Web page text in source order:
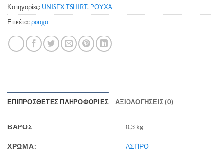
Κατηγορίες: UNISEX TSHIRT, ΡΟΥΧΑ
Ετικέτα:ρουχα
ΕΠΙΠΡΌΣΘΕΤΕΣ ΠΛΗΡΟΦΟΡΊΕΣ ΑΞΙΟΛΟΓΉΣΕΙΣ (0)
ΒΆΡΟΣ 0,3 kg
ΧΡΩΜΑ: ΑΣΠΡΟ